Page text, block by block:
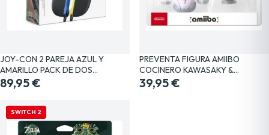
JOY-CON 2 PAREJA AZUL Y
AMARILLO PACK DE DOS…
89,95 €
PREVENTA FIGURA AMIIBO
COCINERO KAWASAKY &…
39,95 €
NUEVO
SWITCH 2